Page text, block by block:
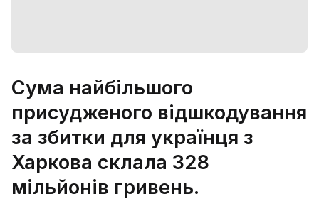
Сума найбільшого
присудженого відшкодування
за збитки для українця з
Харкова склала 328
мільйонів гривень.